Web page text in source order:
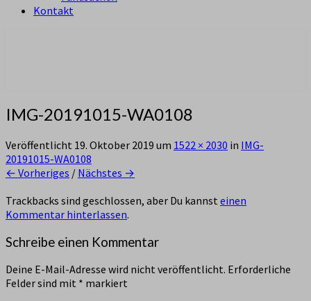
Kontakt
IMG-20191015-WA0108
Veröffentlicht 19. Oktober 2019 um 1522 × 2030 in IMG-
20191015-WA0108
← Vorheriges / Nächstes →
Trackbacks sind geschlossen, aber Du kannst einen
Kommentar hinterlassen.
Schreibe einen Kommentar
Deine E-Mail-Adresse wird nicht veröffentlicht. Erforderliche
Felder sind mit * markiert